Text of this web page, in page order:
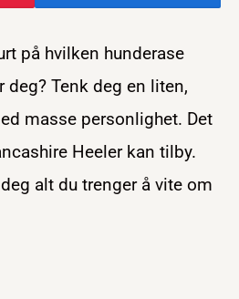
på hvilken hunderase
Tenk deg en liten,
masse personlighet. Det
Heeler kan tilby.
alt du trenger å vite om